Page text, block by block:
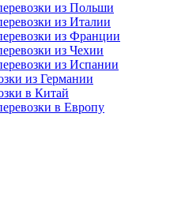
из Польши
из Италии
из Франции
из Чехии
из Испании
из Германии
в Китай
в Европу